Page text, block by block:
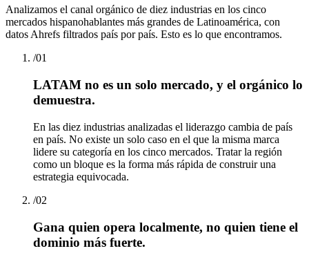
Analizamos el canal orgánico de diez industrias en los cinco
mercados hispanohablantes más grandes de Latinoamérica, con
datos Ahrefs filtrados país por país. Esto es lo que encontramos.
/01
LATAM no es un solo mercado, y el orgánico lo
demuestra.
En las diez industrias analizadas el liderazgo cambia de país
en país. No existe un solo caso en el que la misma marca
lidere su categoría en los cinco mercados. Tratar la región
como un bloque es la forma más rápida de construir una
estrategia equivocada.
/02
Gana quien opera localmente, no quien tiene el
dominio más fuerte.